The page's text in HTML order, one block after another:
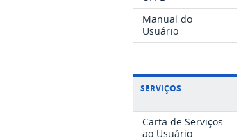
Manual do
Usuário
SERVIÇOS
Carta de Serviços
ao Usuário